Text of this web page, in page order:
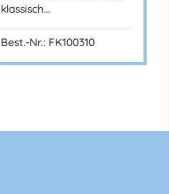
klassisch…
Best.-Nr.: FK100310